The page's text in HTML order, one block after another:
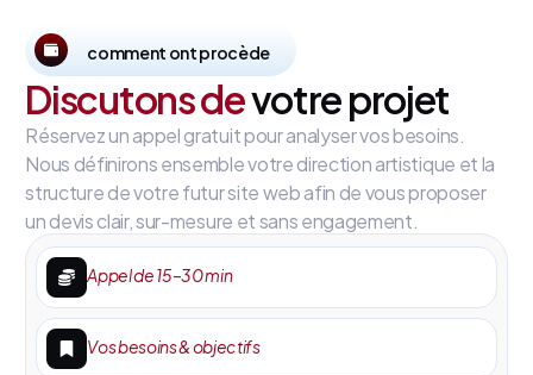
comment ont procède
Discutons devotre projet
Réservez un appel gratuit pour analyser vos besoins.
Nous définirons ensemble votre direction artistique et la
structure de votre futur site web afin de vous proposer
un devis clair, sur-mesure et sans engagement.
Appel de 15–30 min
Vos besoins & objectifs